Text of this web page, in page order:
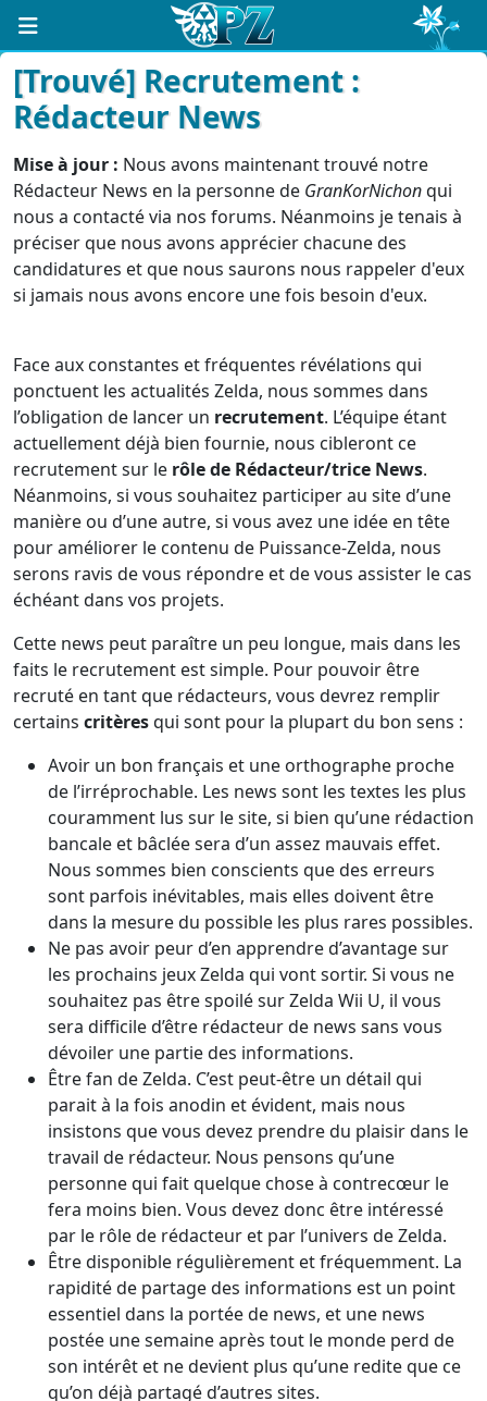
[Trouvé] Recrutement :
Rédacteur News
Mise à jour : Nous avons maintenant trouvé notre
Rédacteur News en la personne de GranKorNichonqui
nous a contacté via nos forums. Néanmoins je tenais à
préciser que nous avons apprécier chacune des
candidatures et que nous saurons nous rappeler d'eux
si jamais nous avons encore une fois besoin d'eux.
Face aux constantes et fréquentes révélations qui
ponctuent les actualités Zelda, nous sommes dans
l’obligation de lancer un recrutement. L’équipe étant
actuellement déjà bien fournie, nous cibleront ce
recrutement sur le rôle de Rédacteur/trice News.
Néanmoins, si vous souhaitez participer au site d’une
manière ou d’une autre, si vous avez une idée en tête
pour améliorer le contenu de Puissance-Zelda, nous
serons ravis de vous répondre et de vous assister le cas
échéant dans vos projets.
Cette news peut paraître un peu longue, mais dans les
faits le recrutement est simple. Pour pouvoir être
recruté en tant que rédacteurs, vous devrez remplir
certains critèresqui sont pour la plupart du bon sens :
Avoir un bon français et une orthographe proche
de l’irréprochable. Les news sont les textes les plus
couramment lus sur le site, si bien qu’une rédaction
bancale et bâclée sera d’un assez mauvais effet.
Nous sommes bien conscients que des erreurs
sont parfois inévitables, mais elles doivent être
dans la mesure du possible les plus rares possibles.
Ne pas avoir peur d’en apprendre d’avantage sur
les prochains jeux Zelda qui vont sortir. Si vous ne
souhaitez pas être spoilé sur Zelda Wii U, il vous
sera difficile d’être rédacteur de news sans vous
dévoiler une partie des informations.
Être fan de Zelda. C’est peut-être un détail qui
parait à la fois anodin et évident, mais nous
insistons que vous devez prendre du plaisir dans le
travail de rédacteur. Nous pensons qu’une
personne qui fait quelque chose à contrecœur le
fera moins bien. Vous devez donc être intéressé
par le rôle de rédacteur et par l’univers de Zelda.
Être disponible régulièrement et fréquemment. La
rapidité de partage des informations est un point
essentiel dans la portée de news, et une news
postée une semaine après tout le monde perd de
son intérêt et ne devient plus qu’une redite que ce
qu’on déjà partagé d’autres sites.